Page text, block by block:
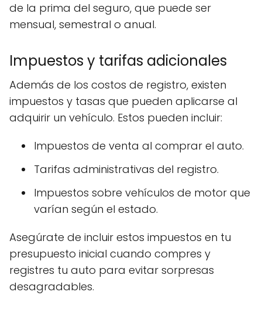
de la prima del seguro, que puede ser
mensual, semestral o anual.
Impuestos y tarifas adicionales
Además de los costos de registro, existen
impuestos y tasas que pueden aplicarse al
adquirir un vehículo. Estos pueden incluir:
Impuestos de venta al comprar el auto.
Tarifas administrativas del registro.
Impuestos sobre vehículos de motor que
varían según el estado.
Asegúrate de incluir estos impuestos en tu
presupuesto inicial cuando compres y
registres tu auto para evitar sorpresas
desagradables.